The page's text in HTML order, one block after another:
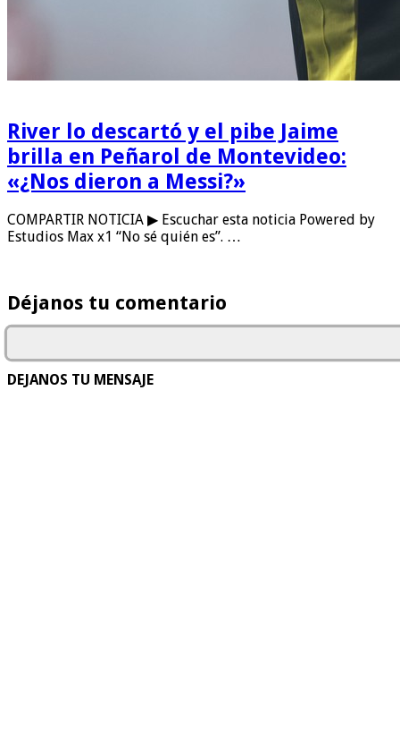
River lo descartó y el pibe Jaime
brilla en Peñarol de Montevideo:
«¿Nos dieron a Messi?»
COMPARTIR NOTICIA ▶ Escuchar esta noticia Powered by
Estudios Max x1 “No sé quién es”. …
Déjanos tu comentario
DEJANOS TU MENSAJE